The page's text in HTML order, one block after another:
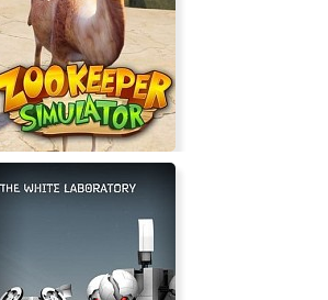
- Infinite Tower Defense